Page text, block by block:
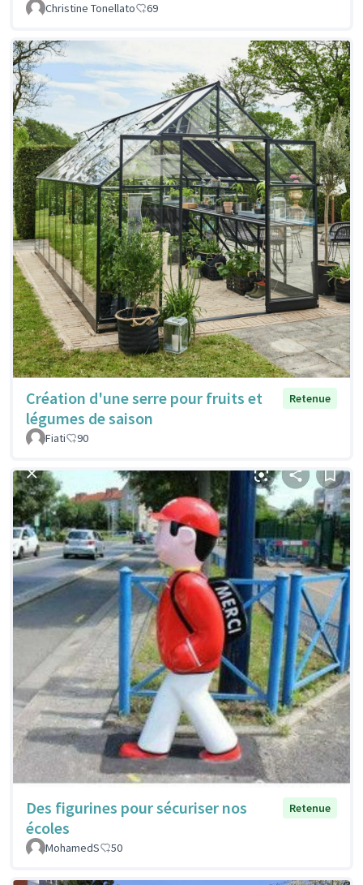
Christine Tonellato 69
Création d'une serre pour fruits et
légumes de saison
Retenue
Fiati 90
Des figurines pour sécuriser nos
écoles
Retenue
MohamedS 50